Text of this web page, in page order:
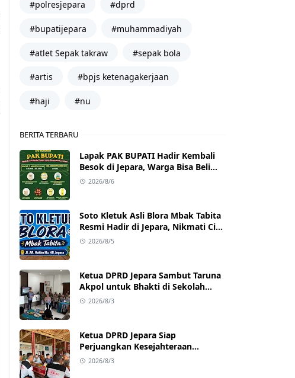
#polresjepara #dprd
#bupatijepara #muhammadiyah
#atlet Sepak takraw #sepak bola
#artis #bpjs ketenagakerjaan
#haji #nu
BERITA TERBARU
Lapak PAK BUPATI Hadir Kembali
Besok di Jepara, Warga Bisa Beli
Beras hingga Minyak Goreng
2026/8/6
Soto Kletuk Asli Blora Mbak Tabita
Resmi Hadir di Jepara, Nikmati Cita
Rasa Autentik Mulai Rp10 Ribu
2026/8/5
Ketua DPRD Jepara Sambut Taruna
Akpol untuk Bhakti di Sekolah
Rakyat Jepara
2026/8/3
Ketua DPRD Jepara Siap
Perjuangkan Kesejahteraan
Satlinmas Jepara
2026/8/3